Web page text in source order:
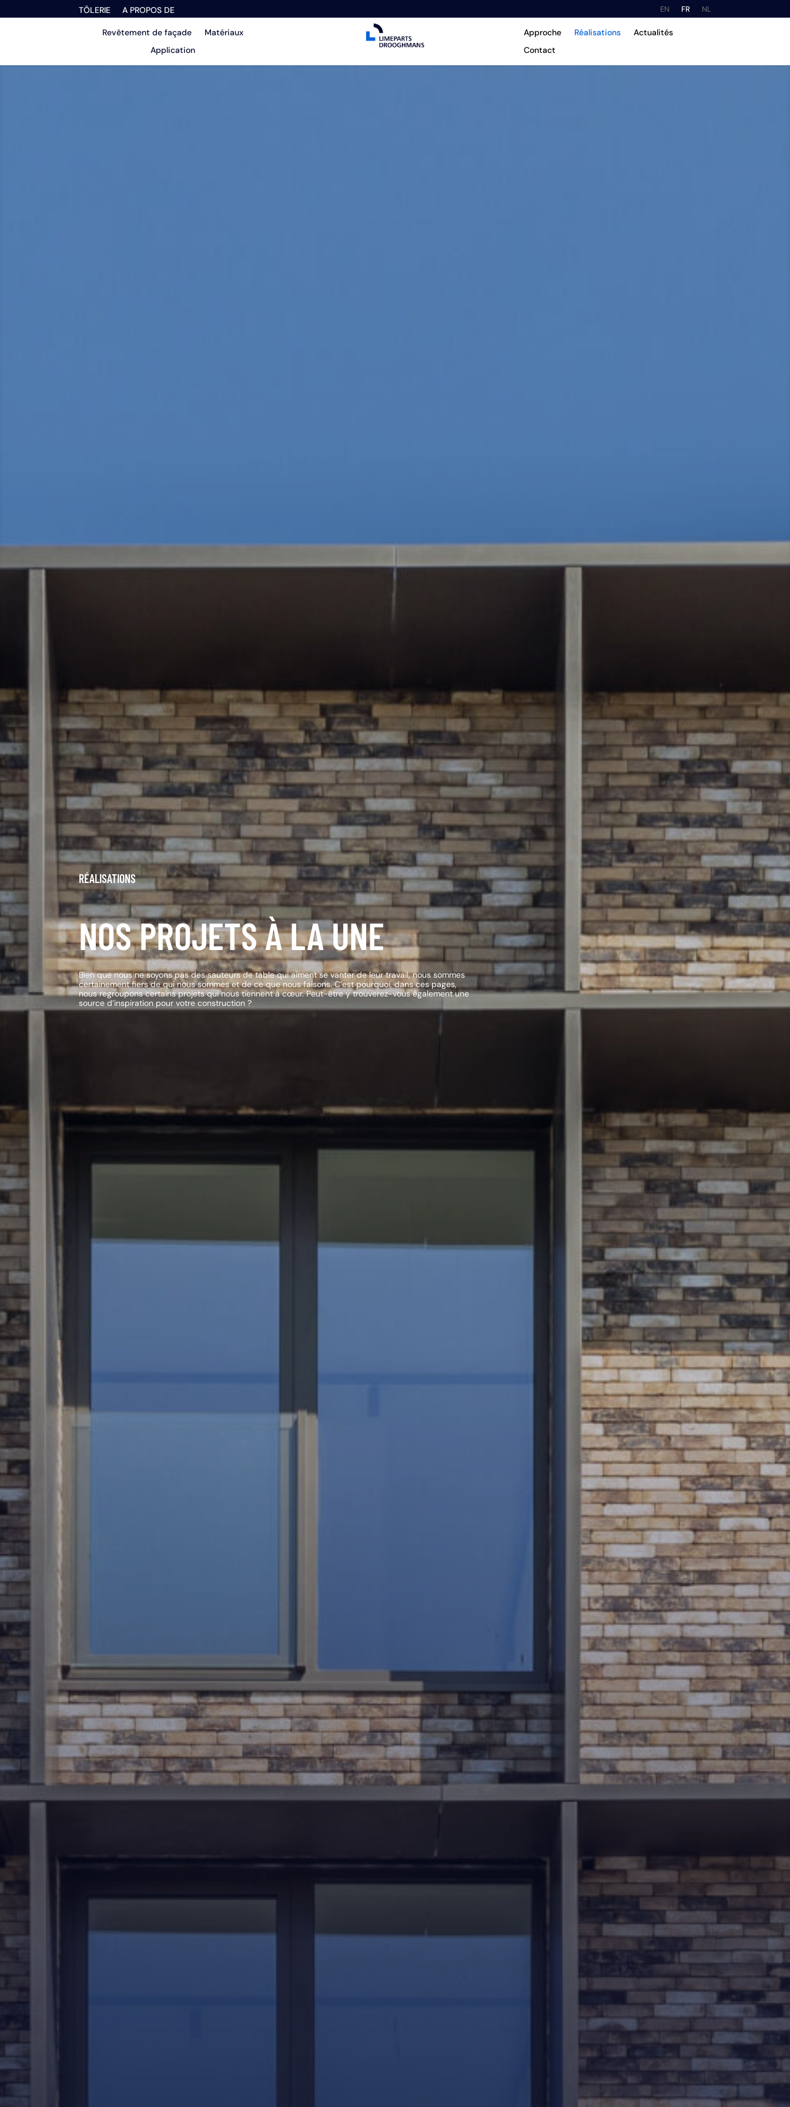
TÔLERIE A PROPOS DE NL
FR
EN
Revêtement de façade
Matériaux
Application
Approche Réalisations
Actualités
Contact
RÉALISATIONS
NOS PROJETS À LA UNE
Bien que nous ne soyons pas des sauteurs de table qui aiment se vanter de leur travail, nous sommes
certainement fiers de qui nous sommes et de ce que nous faisons. C’est pourquoi, dans ces pages,
nous regroupons certains projets qui nous tiennent à cœur. Peut-être y trouverez-vous également une
source d’inspiration pour votre construction ?